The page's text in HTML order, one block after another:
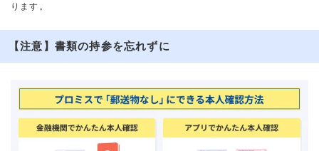
ります。
【注意】書類の持参を忘れずに